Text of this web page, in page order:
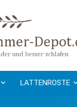
LATTENROSTE